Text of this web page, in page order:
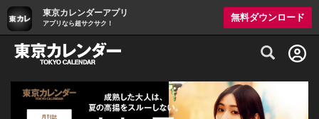
東京カレンダーアプリ
アプリなら超サクサク！
無料ダウンロード
グルメ情報・プレミアムレストラン予約